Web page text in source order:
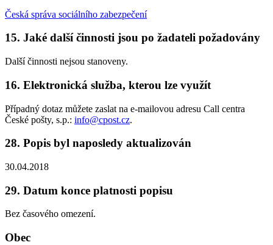
Česká správa sociálního zabezpečení
15. Jaké další činnosti jsou po žadateli požadovány
Další činnosti nejsou stanoveny.
16. Elektronická služba, kterou lze využít
Případný dotaz můžete zaslat na e-mailovou adresu Call centra
České pošty, s.p.: info@cpost.cz.
28. Popis byl naposledy aktualizován
30.04.2018
29. Datum konce platnosti popisu
Bez časového omezení.
Obec